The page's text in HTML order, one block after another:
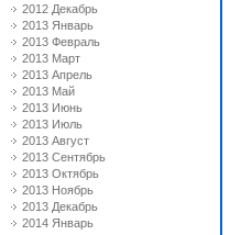
2012 Декабрь
2013 Январь
2013 Февраль
2013 Март
2013 Апрель
2013 Май
2013 Июнь
2013 Июль
2013 Август
2013 Сентябрь
2013 Октябрь
2013 Ноябрь
2013 Декабрь
2014 Январь